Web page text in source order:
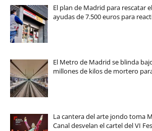
El plan de Madrid para rescatar
ayudas de 7.500 euros para
El Metro de Madrid se blinda
millones de kilos de mortero
La cantera del arte jondo toma
Canal desvelan el cartel del VI